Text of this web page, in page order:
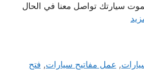
سيارتك تواصل معنا في الحال
, عمل مفاتيح سيارات, فتح